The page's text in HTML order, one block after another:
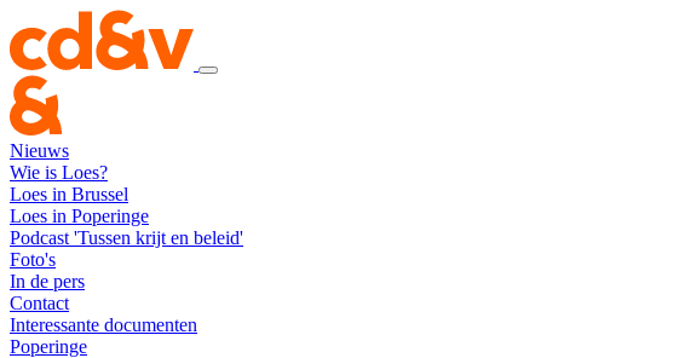
Nieuws
Wie is Loes?
Loes in Brussel
Loes in Poperinge
Podcast 'Tussen krijt en beleid'
Foto's
In de pers
Contact
Interessante documenten
Poperinge